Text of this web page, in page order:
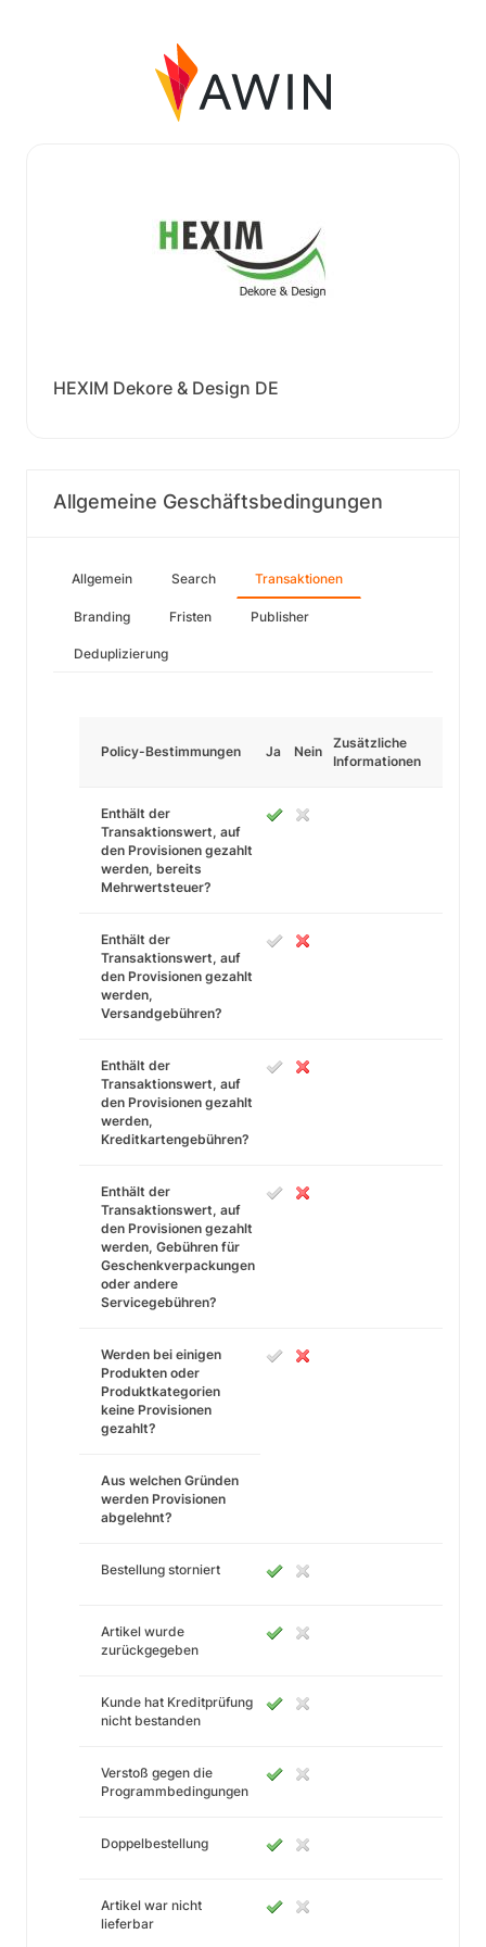
HEXIM Dekore & Design DE
Allgemeine Geschäftsbedingungen
Allgemein Search Transaktionen
Branding Fristen Publisher
Deduplizierung
Policy-Bestimmungen Ja Nein
Zusätzliche
Informationen
Enthält der
Transaktionswert, auf
den Provisionen gezahlt
werden, bereits
Mehrwertsteuer?
Enthält der
Transaktionswert, auf
den Provisionen gezahlt
werden,
Versandgebühren?
Enthält der
Transaktionswert, auf
den Provisionen gezahlt
werden,
Kreditkartengebühren?
Enthält der
Transaktionswert, auf
den Provisionen gezahlt
werden, Gebühren für
Geschenkverpackungen
oder andere
Servicegebühren?
Werden bei einigen
Produkten oder
Produktkategorien
keine Provisionen
gezahlt?
Aus welchen Gründen
werden Provisionen
abgelehnt?
Bestellung storniert
Artikel wurde
zurückgegeben
Kunde hat Kreditprüfung
nicht bestanden
Verstoß gegen die
Programmbedingungen
Doppelbestellung
Artikel war nicht
lieferbar